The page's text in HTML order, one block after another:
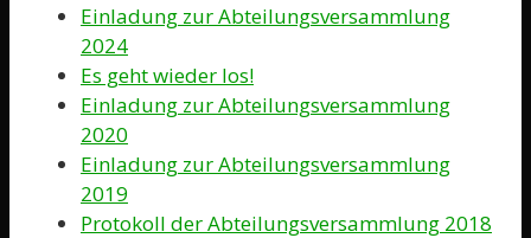
Einladung zur Abteilungsversammlung
2024
Es geht wieder los!
Einladung zur Abteilungsversammlung
2020
Einladung zur Abteilungsversammlung
2019
Protokoll der Abteilungsversammlung 2018